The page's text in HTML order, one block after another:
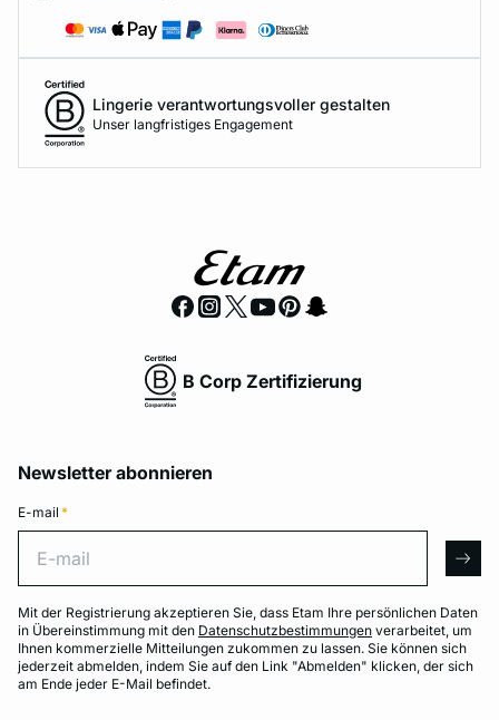
Lingerie verantwortungsvoller gestalten
Unser langfristiges Engagement
B Corp Zertifizierung
Newsletter abonnieren
E-mail *
Mit der Registrierung akzeptieren Sie, dass Etam Ihre persönlichen Daten
in Übereinstimmung mit den Datenschutzbestimmungen verarbeitet, um
Ihnen kommerzielle Mitteilungen zukommen zu lassen. Sie können sich
jederzeit abmelden, indem Sie auf den Link "Abmelden" klicken, der sich
am Ende jeder E-Mail befindet.